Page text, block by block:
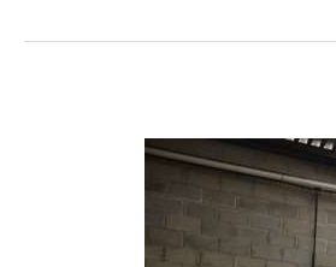
BANCADA
CALIBRAÇÃO